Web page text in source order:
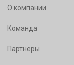
О компании
Команда
Партнеры